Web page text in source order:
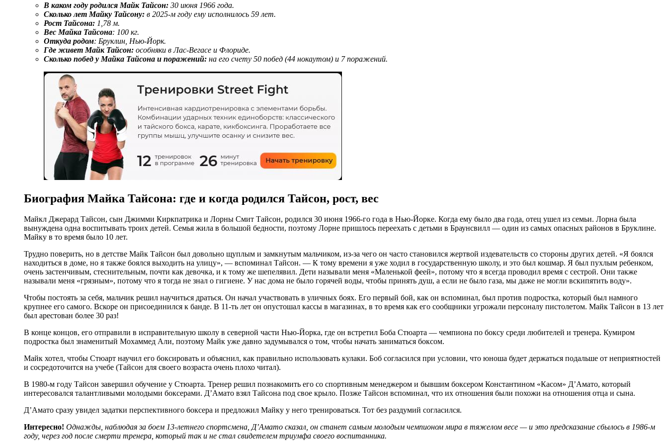
В каком году родился Майк Тайсон: 30 июня 1966 года.
Сколько лет Майку Тайсону: в 2025-м году ему исполнилось 59 лет.
Рост Тайсона: 1,78 м.
Вес Майка Тайсона: 100 кг.
Откуда родом: Бруклин, Нью-Йорк.
Где живет Майк Тайсон: особняки в Лас-Вегасе и Флориде.
Сколько побед у Майка Тайсона и поражений: на его счету 50 побед (44 нокаутом) и 7 поражений.
Биография Майка Тайсона: где и когда родился Тайсон, рост, вес
Майкл Джерард Тайсон, сын Джимми Киркпатрика и Лорны Смит Тайсон, родился 30 июня 1966-го года в Нью-Йорке. Когда ему было два года, отец ушел из семьи. Лорна была
вынуждена одна воспитывать троих детей. Семья жила в большой бедности, поэтому Лорне пришлось переехать с детьми в Браунсвилл — один из самых опасных районов в Бруклине.
Майку в то время было 10 лет.
Трудно поверить, но в детстве Майк Тайсон был довольно щуплым и замкнутым мальчиком, из-за чего он часто становился жертвой издевательств со стороны других детей. «Я боялся
находиться в доме, но я также боялся выходить на улицу», — вспоминал Тайсон. — К тому времени я уже ходил в государственную школу, и это был кошмар. Я был пухлым ребенком,
очень застенчивым, стеснительным, почти как девочка, и к тому же шепелявил. Дети называли меня «Маленькой феей», потому что я всегда проводил время с сестрой. Они также
называли меня «грязным», потому что я тогда не знал о гигиене. У нас дома не было горячей воды, чтобы принять душ, а если не было газа, мы даже не могли вскипятить воду».
Чтобы постоять за себя, мальчик решил научиться драться. Он начал участвовать в уличных боях. Его первый бой, как он вспоминал, был против подростка, который был намного
крупнее его самого. Вскоре он присоединился к банде. В 11-ть лет он опустошал кассы в магазинах, в то время как его сообщники угрожали персоналу пистолетом. Майк Тайсон в 13 лет
был арестован более 30 раз!
В конце концов, его отправили в исправительную школу в северной части Нью-Йорка, где он встретил Боба Стюарта — чемпиона по боксу среди любителей и тренера. Кумиром
подростка был знаменитый Мохаммед Али, поэтому Майк уже давно задумывался о том, чтобы начать заниматься боксом.
Майк хотел, чтобы Стюарт научил его боксировать и объяснил, как правильно использовать кулаки. Боб согласился при условии, что юноша будет держаться подальше от неприятностей
и сосредоточится на учебе (Тайсон для своего возраста очень плохо читал).
В 1980-м году Тайсон завершил обучение у Стюарта. Тренер решил познакомить его со спортивным менеджером и бывшим боксером Константином «Касом» Д’Амато, который
интересовался талантливыми молодыми боксерами. Д’Амато взял Тайсона под свое крыло. Позже Тайсон вспоминал, что их отношения были похожи на отношения отца и сына.
Д’Амато сразу увидел задатки перспективного боксера и предложил Майку у него тренироваться. Тот без раздумий согласился.
Интересно! Однажды, наблюдая за боем 13-летнего спортсмена, Д’Амато сказал, он станет самым молодым чемпионом мира в тяжелом весе — и это предсказание сбылось в 1986-м
году, через год после смерти тренера, который так и не стал свидетелем триумфа своего воспитанника.